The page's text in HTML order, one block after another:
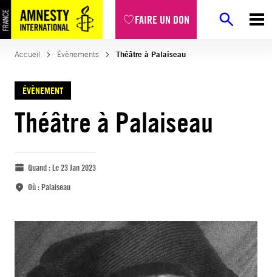
FAIRE UN DON
Accueil Évènements Théâtre à Palaiseau
ÉVÈNEMENT
Théâtre à Palaiseau
Quand :Le 23 Jan 2023
Où :Palaiseau